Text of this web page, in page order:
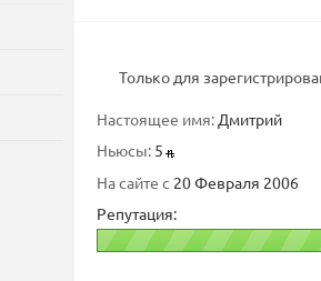
Только для
Настоящее имя: Дмитрий
Ньюсы: 5
На сайте с 20 Февраля 2006
Репутация: